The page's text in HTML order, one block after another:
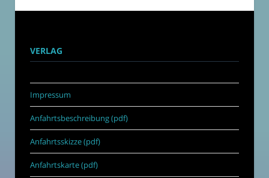
VERLAG
Impressum
Anfahrtsbeschreibung (pdf)
Anfahrtsskizze (pdf)
Anfahrtskarte (pdf)